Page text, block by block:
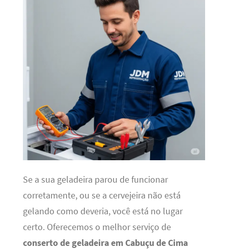
Se a sua geladeira parou de funcionar
corretamente, ou se a cervejeira não está
gelando como deveria, você está no lugar
certo. Oferecemos o melhor serviço de
conserto de geladeira em Cabuçu de Cima